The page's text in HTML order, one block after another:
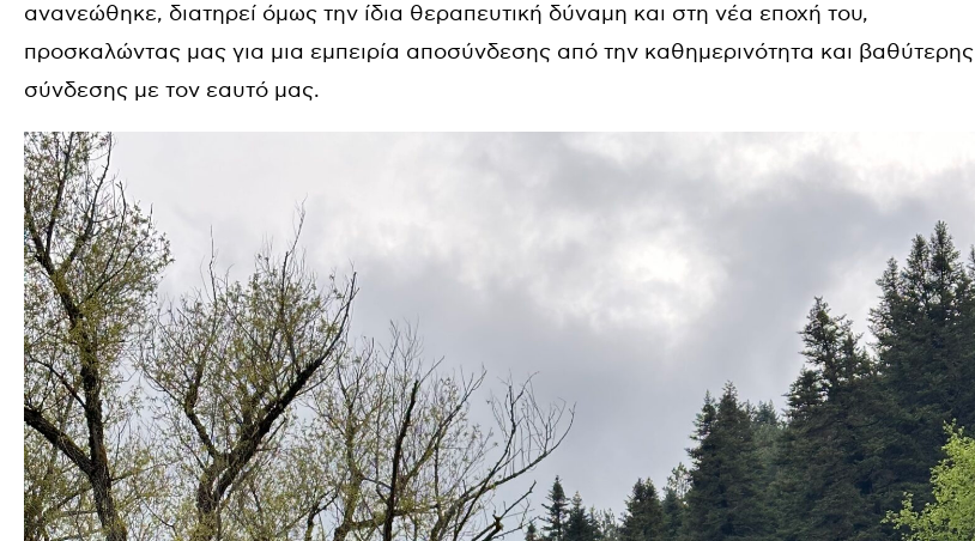
ανανεώθηκε, διατηρεί όμως την ίδια θεραπευτική δύναμη και στη νέα εποχή του,
προσκαλώντας μας για μια εμπειρία αποσύνδεσης από την καθημερινότητα και βαθύτερης
σύνδεσης με τον εαυτό μας.